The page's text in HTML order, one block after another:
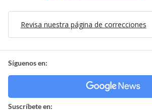
Revisa nuestra página de correcciones
Síguenos en:
Suscríbete en: